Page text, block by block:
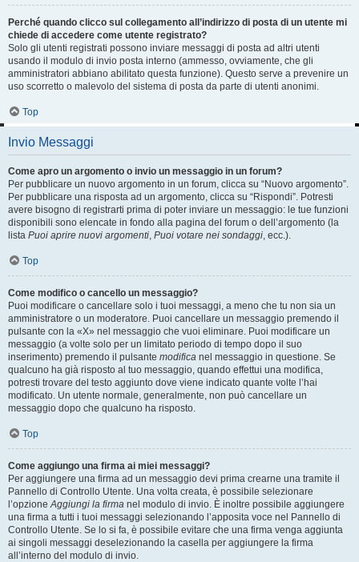
Perché quando clicco sul collegamento all’indirizzo di posta di un utente mi
chiede di accedere come utente registrato?
Solo gli utenti registrati possono inviare messaggi di posta ad altri utenti
usando il modulo di invio posta interno (ammesso, ovviamente, che gli
amministratori abbiano abilitato questa funzione). Questo serve a prevenire un
uso scorretto o malevolo del sistema di posta da parte di utenti anonimi.
Top
Invio Messaggi
Come apro un argomento o invio un messaggio in un forum?
Per pubblicare un nuovo argomento in un forum, clicca su “Nuovo argomento”.
Per pubblicare una risposta ad un argomento, clicca su “Rispondi”. Potresti
avere bisogno di registrarti prima di poter inviare un messaggio: le tue funzioni
disponibili sono elencate in fondo alla pagina del forum o dell’argomento (la
lista Puoi aprire nuovi argomenti Puoi votare nei sondaggi , ecc.).
Top
Come modifico o cancello un messaggio?
Puoi modificare o cancellare solo i tuoi messaggi, a meno che tu non sia un
amministratore o un moderatore. Puoi cancellare un messaggio premendo il
pulsante con la «X» nel messaggio che vuoi eliminare. Puoi modificare un
messaggio (a volte solo per un limitato periodo di tempo dopo il suo
inserimento) premendo il pulsante modifica nel messaggio in questione. Se
qualcuno ha già risposto al tuo messaggio, quando effettui una modifica,
potresti trovare del testo aggiunto dove viene indicato quante volte l’hai
modificato. Un utente normale, generalmente, non può cancellare un
messaggio dopo che qualcuno ha risposto.
Top
Come aggiungo una firma ai miei messaggi?
Per aggiungere una firma ad un messaggio devi prima crearne una tramite il
Pannello di Controllo Utente. Una volta creata, è possibile selezionare
l’opzione Aggiungi la firma nel modulo di invio. È inoltre possibile aggiungere
una firma a tutti i tuoi messaggi selezionando l’apposita voce nel Pannello di
Controllo Utente. Se lo si fa, è possibile evitare che una firma venga aggiunta
ai singoli messaggi deselezionando la casella per aggiungere la firma
all’interno del modulo di invio.